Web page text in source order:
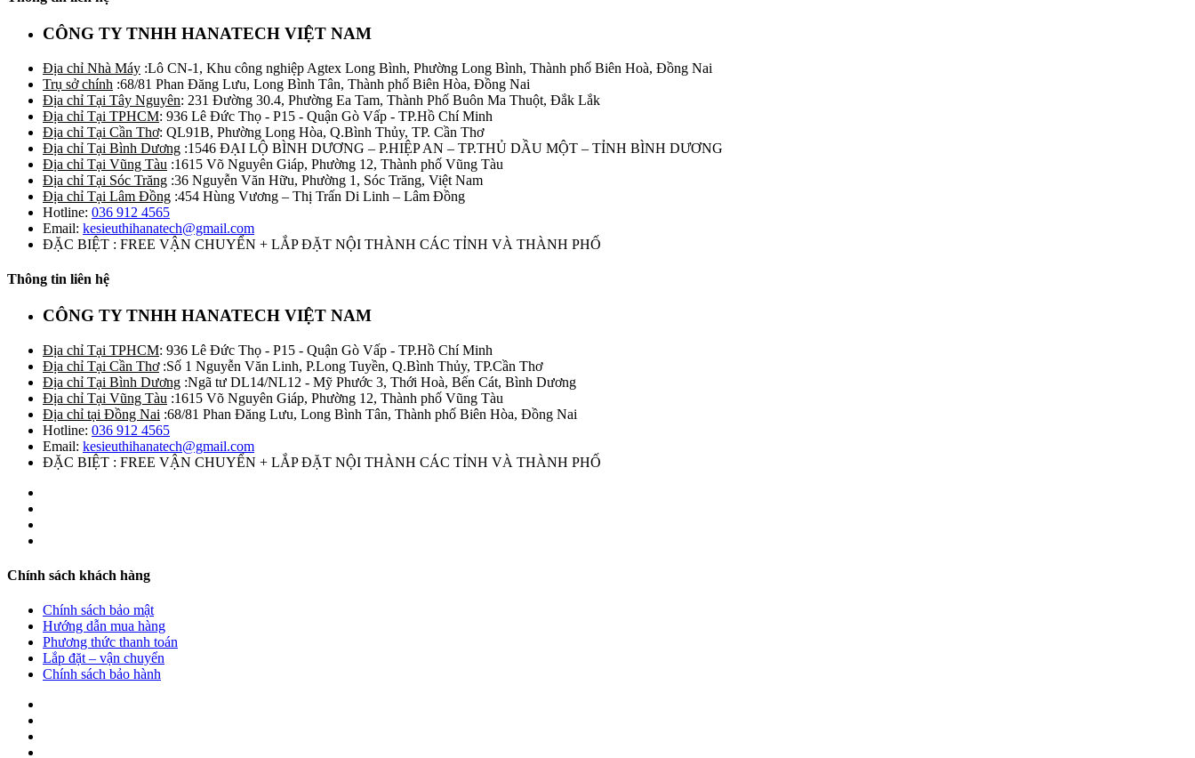
CÔNG TY TNHH HANATECH VIỆT NAM
Địa chỉ Nhà Máy :Lô CN-1, Khu công nghiệp Agtex Long Bình, Phường Long Bình, Thành phố Biên Hoà, Đồng Nai
Trụ sở chính :68/81 Phan Đăng Lưu, Long Bình Tân, Thành phố Biên Hòa, Đồng Nai
Địa chỉ Tại Tây Nguyên: 231 Đường 30.4, Phường Ea Tam, Thành Phố Buôn Ma Thuột, Đắk Lắk
Địa chỉ Tại TPHCM: 936 Lê Đức Thọ - P15 - Quận Gò Vấp - TP.Hồ Chí Minh
Địa chỉ Tại Cần Thơ: QL91B, Phường Long Hòa, Q.Bình Thủy, TP. Cần Thơ
Địa chỉ Tại Bình Dương :1546 ĐẠI LỘ BÌNH DƯƠNG – P.HIỆP AN – TP.THỦ DẦU MỘT – TỈNH BÌNH DƯƠNG
Địa chỉ Tại Vũng Tàu :1615 Võ Nguyên Giáp, Phường 12, Thành phố Vũng Tàu
Địa chỉ Tại Sóc Trăng :36 Nguyễn Văn Hữu, Phường 1, Sóc Trăng, Việt Nam
Địa chỉ Tại Lâm Đồng :454 Hùng Vương – Thị Trấn Di Linh – Lâm Đồng
Hotline: 036 912 4565
Email: kesieuthihanatech@gmail.com
ĐẶC BIỆT : FREE VẬN CHUYỂN + LẮP ĐẶT NỘI THÀNH CÁC TỈNH VÀ THÀNH PHỐ
Thông tin liên hệ
CÔNG TY TNHH HANATECH VIỆT NAM
Địa chỉ Tại TPHCM: 936 Lê Đức Thọ - P15 - Quận Gò Vấp - TP.Hồ Chí Minh
Địa chỉ Tại Cần Thơ:Số 1 Nguyễn Văn Linh, P.Long Tuyền, Q.Bình Thủy, TP.Cần Thơ
Địa chỉ Tại Bình Dương :Ngã tư DL14/NL12 - Mỹ Phước 3, Thới Hoà, Bến Cát, Bình Dương
Địa chỉ Tại Vũng Tàu :1615 Võ Nguyên Giáp, Phường 12, Thành phố Vũng Tàu
Địa chỉ tại Đồng Nai :68/81 Phan Đăng Lưu, Long Bình Tân, Thành phố Biên Hòa, Đồng Nai
Hotline: 036 912 4565
Email: kesieuthihanatech@gmail.com
ĐẶC BIỆT : FREE VẬN CHUYỂN + LẮP ĐẶT NỘI THÀNH CÁC TỈNH VÀ THÀNH PHỐ
Chính sách khách hàng
Chính sách bảo mật
Hướng dẫn mua hàng
Phương thức thanh toán
Lắp đặt – vận chuyển
Chính sách bảo hành